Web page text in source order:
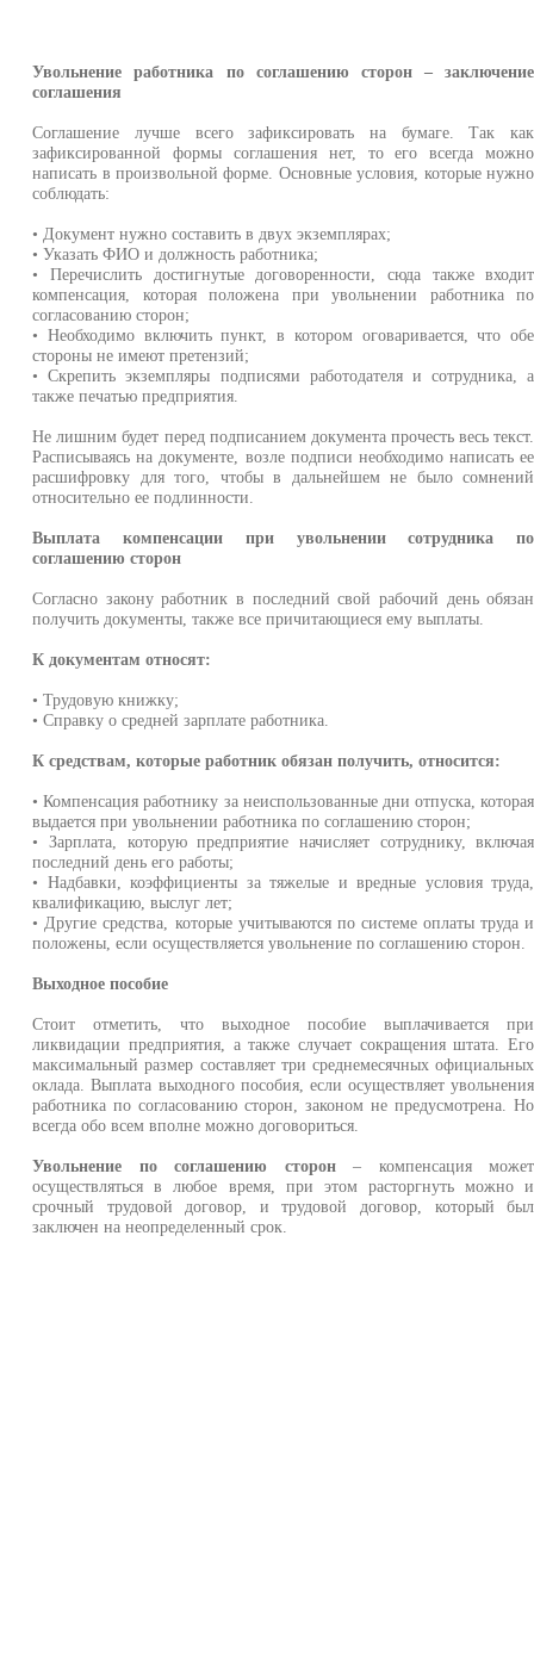
Увольнение работника по соглашению сторон – заключение
соглашения
Соглашение лучше всего зафиксировать на бумаге. Так как
зафиксированной формы соглашения нет, то его всегда можно
написать в произвольной форме. Основные условия, которые нужно
соблюдать:
• Документ нужно составить в двух экземплярах;
• Указать ФИО и должность работника;
• Перечислить достигнутые договоренности, сюда также входит
компенсация, которая положена при увольнении работника по
согласованию сторон;
• Необходимо включить пункт, в котором оговаривается, что обе
стороны не имеют претензий;
• Скрепить экземпляры подписями работодателя и сотрудника, а
также печатью предприятия.
Не лишним будет перед подписанием документа прочесть весь текст.
Расписываясь на документе, возле подписи необходимо написать ее
расшифровку для того, чтобы в дальнейшем не было сомнений
относительно ее подлинности.
Выплата компенсации при увольнении сотрудника по
соглашению сторон
Согласно закону работник в последний свой рабочий день обязан
получить документы, также все причитающиеся ему выплаты.
К документам относят:
• Трудовую книжку;
• Справку о средней зарплате работника.
К средствам, которые работник обязан получить, относится:
• Компенсация работнику за неиспользованные дни отпуска, которая
выдается при увольнении работника по соглашению сторон;
• Зарплата, которую предприятие начисляет сотруднику, включая
последний день его работы;
• Надбавки, коэффициенты за тяжелые и вредные условия труда,
квалификацию, выслуг лет;
• Другие средства, которые учитываются по системе оплаты труда и
положены, если осуществляется увольнение по соглашению сторон.
Выходное пособие
Стоит отметить, что выходное пособие выплачивается при
ликвидации предприятия, а также случает сокращения штата. Его
максимальный размер составляет три среднемесячных официальных
оклада. Выплата выходного пособия, если осуществляет увольнения
работника по согласованию сторон, законом не предусмотрена. Но
всегда обо всем вполне можно договориться.
Увольнение по соглашению сторон– компенсация может
осуществляться в любое время, при этом расторгнуть можно и
срочный трудовой договор, и трудовой договор, который был
заключен на неопределенный срок.